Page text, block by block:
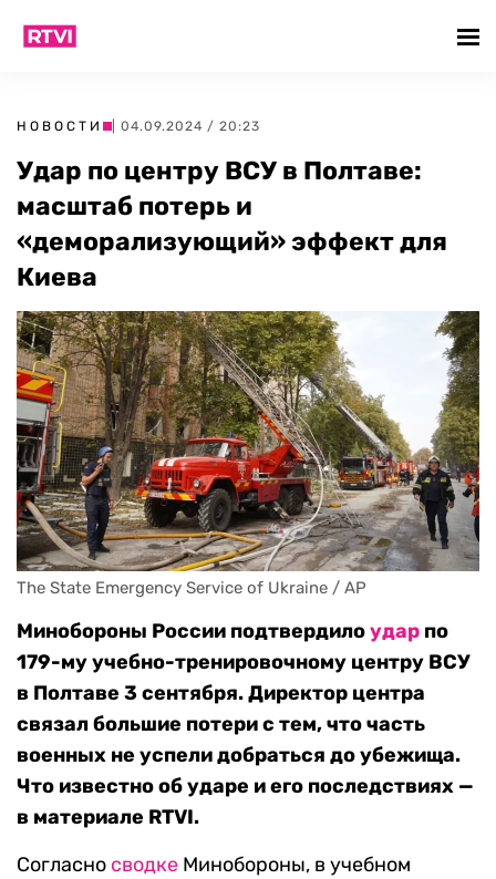
НОВОСТИ | 04.09.2024 / 20:23
Удар по центру ВСУ в Полтаве:
масштаб потерь и
«деморализующий» эффект для
Киева
The State Emergency Service of Ukraine / AP
Минобороны России подтвердилоудар по
179-му учебно-тренировочному центру ВСУ
в Полтаве 3 сентября. Директор центра
связал большие потери с тем, что часть
военных не успели добраться до убежища.
Что известно об ударе и его последствиях —
в материале RTVI.
Согласно сводке Минобороны, в учебном